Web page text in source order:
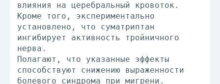
влияния на церебральный кровоток.
Кроме того, экспериментально
установлено, что суматриптан
ингибирует активность тройничного
нерва.
Полагают, что указанные эффекты
способствуют снижению выраженности
болевого синдрома при мигрени.